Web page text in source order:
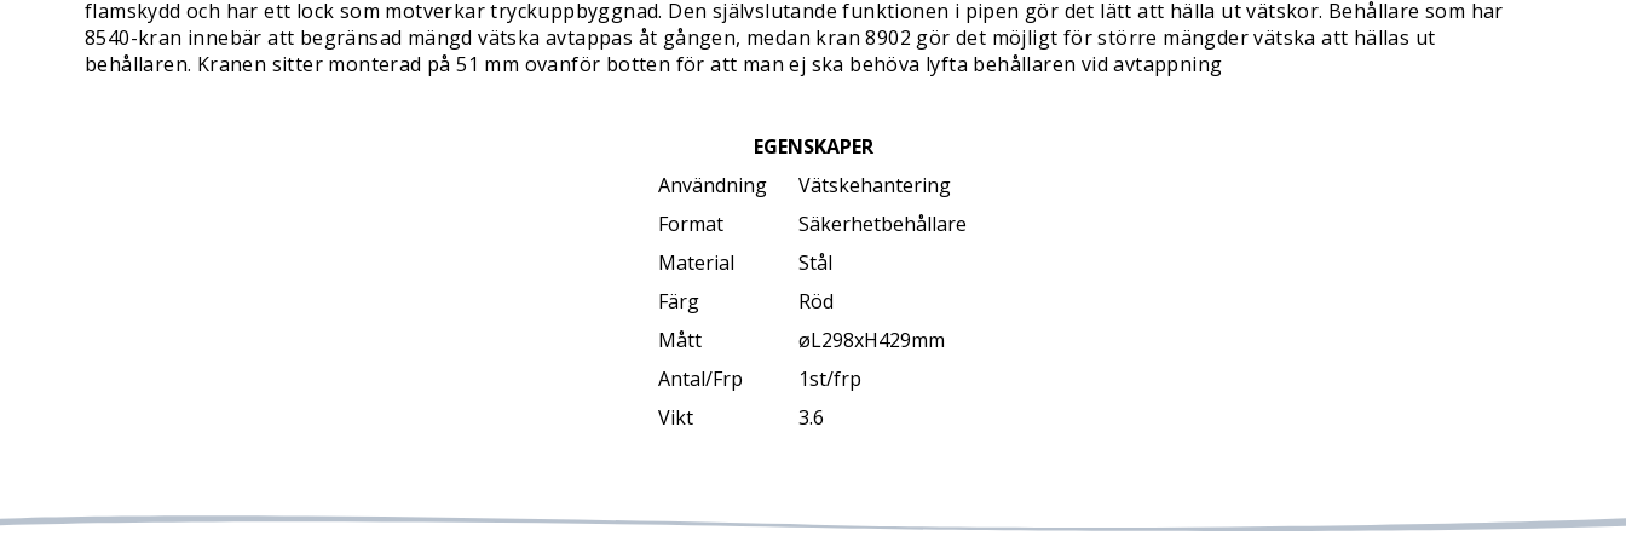
flamskydd och har ett lock som motverkar tryckuppbyggnad. Den självslutande funktionen i pipen gör det lätt att hälla ut vätskor. Behållare som har
8540-kran innebär att begränsad mängd vätska avtappas åt gången, medan kran 8902 gör det möjligt för större mängder vätska att hällas ut
behållaren. Kranen sitter monterad på 51 mm ovanför botten för att man ej ska behöva lyfta behållaren vid avtappning
EGENSKAPER
Användning
Vätskehantering
Format
Säkerhetbehållare
Material
Stål
Färg
Röd
Mått
øL298xH429mm
Antal/Frp
1st/frp
Vikt
3.6